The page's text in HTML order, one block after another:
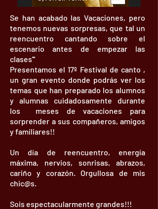
Se han acabado las Vacaciones, pero
tenemos nuevas sorpresas, que tal un
reencuentro cantando sobre el
escenario antes de empezar las
clases'''
Presentamos el 17º Festival de canto ,
un gran evento donde podrás ver los
temas que han preparado los alumnos
y alumnas cuidadosamente durante
los meses de vacaciones para
sorprender a sus compañeros, amigos
y familiares!!
Un día de reencuentro, energía
máxima, nervios, sonrisas, abrazos,
cariño y corazón. Orgullosa de mis
chic@s.
Sois espectacularmente grandes!!!